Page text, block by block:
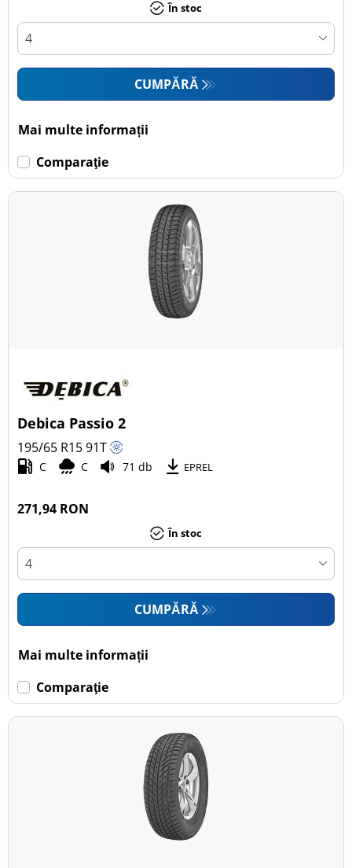
În stoc
CUMPĂRĂ
Mai multe informații
Comparaţie
Debica Passio 2
195/65 R1591T
C C 71 db EPREL
271,94 RON
În stoc
CUMPĂRĂ
Mai multe informații
Comparaţie